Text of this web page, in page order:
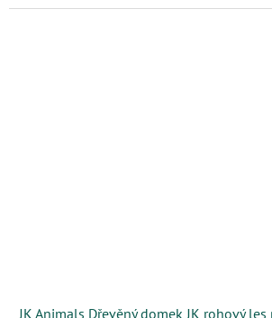
JK Animals Dřevěný domek JK rohový